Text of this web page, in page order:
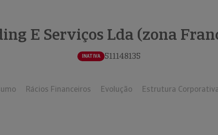
e Monitorização de
| Estudos e
E Serviços Lda (zona
INATIVA 511148135
Rácios Financeiros Evolução Estrutura Corporativa